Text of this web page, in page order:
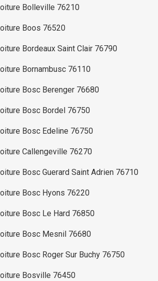
Bolleville 76210
Boos 76520
Bordeaux Saint Clair 76790
Bornambusc 76110
Bosc Berenger 76680
Bosc Bordel 76750
Bosc Edeline 76750
Callengeville 76270
Bosc Guerard Saint Adrien 76710
Bosc Hyons 76220
Bosc Le Hard 76850
Bosc Mesnil 76680
Bosc Roger Sur Buchy 76750
Bosville 76450